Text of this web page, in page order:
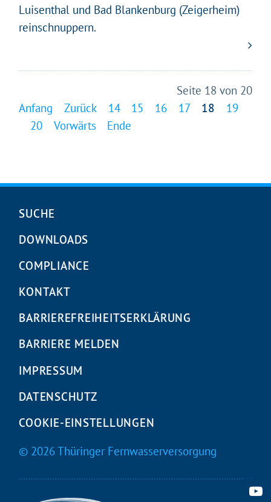
Luisenthal und Bad Blankenburg (Zeigerheim)
reinschnuppern.
Seite 18 von 20
Anfang
Zurück 14 15 16 17 18
19
20
Vorwärts Ende
Navigation
SUCHE
DOWNLOADS
COMPLIANCE
KONTAKT
BARRIEREFREIHEITS­ERKLÄRUNG
BARRIERE MELDEN
IMPRESSUM
DATENSCHUTZ
COOKIE-EINSTELLUNGEN
© 2026 Thüringer Fernwasserversorgung